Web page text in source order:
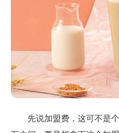
先说加盟费，这可不是个